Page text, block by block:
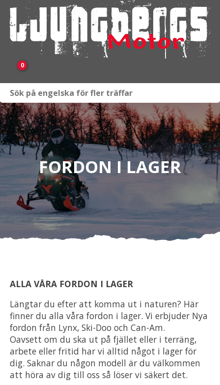
0
Fordon i lager
Verkstad
KAMPANJ
Släpvagnar & Skylift
Om oss
FORDON I LAGER
ALLA VÅRA FORDON I LAGER
Längtar du efter att komma ut i naturen? Här
finner du alla våra fordon i lager. Vi erbjuder Nya
fordon från Lynx, Ski-Doo och Can-Am.
Oavsett om du ska ut på fjället eller i terräng,
arbete eller fritid har vi alltid något i lager för
dig. Saknar du någon modell är du välkommen
att höra av dig till oss så löser vi säkert det.